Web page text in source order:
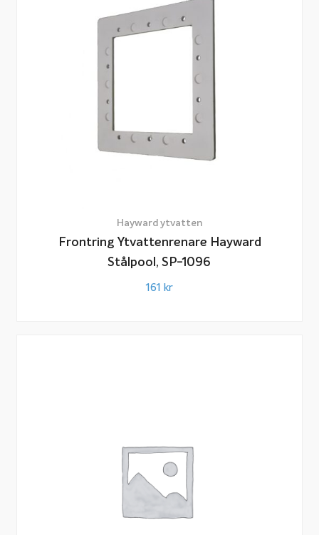
Hayward ytvatten
Frontring Ytvattenrenare Hayward
Stålpool, SP-1096
161 kr